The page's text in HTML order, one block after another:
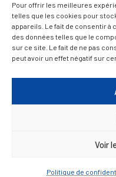
Pour offrir les meilleures
telles que les cookies pour
appareils. Le fait de consentir
des données telles que le
sur ce site. Le fait de ne pas
peut avoir un effet négatif sur
Voir
Politique de
— Faire une
A